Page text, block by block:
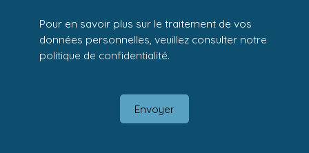
Pour en savoir plus sur le traitement de vos
données personnelles, veuillez consulter notre
politique de confidentialité.
Envoyer